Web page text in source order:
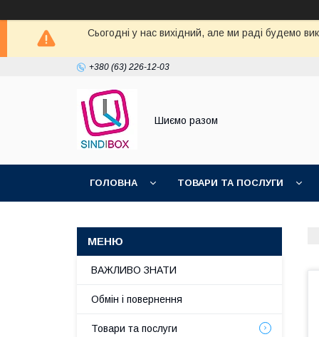
Сьогодні у нас вихідний, але ми раді будемо
+380 (63) 226-12-03
Шиємо разом
ГОЛОВНА ТОВАРИ ТА ПОСЛУГИ
ВАЖЛИВО ЗНАТИ
Обмін і повернення
Товари та послуги